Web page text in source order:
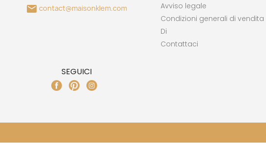
 contact@maisonklem.com
Avviso legale
Condizioni generali di vendita
Di
Contattaci
SEGUICI
FACEBOOKPINTEREST